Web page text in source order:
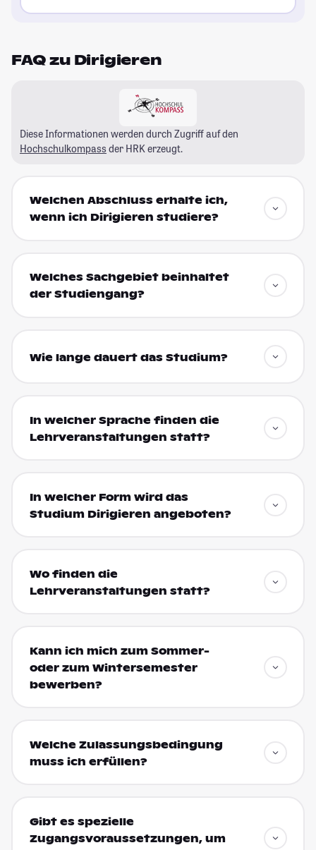
FAQ zu Dirigieren
Diese Informationen werden durch Zugriff auf den
Hochschulkompass der HRK erzeugt.
Welchen Abschluss erhalte ich,
wenn ich Dirigieren studiere?
Welches Sachgebiet beinhaltet
der Studiengang?
Wie lange dauert das Studium?
In welcher Sprache finden die
Lehrveranstaltungen statt?
In welcher Form wird das
Studium Dirigieren angeboten?
Wo finden die
Lehrveranstaltungen statt?
Kann ich mich zum Sommer-
oder zum Wintersemester
bewerben?
Welche Zulassungsbedingung
muss ich erfüllen?
Gibt es spezielle
Zugangsvoraussetzungen, um